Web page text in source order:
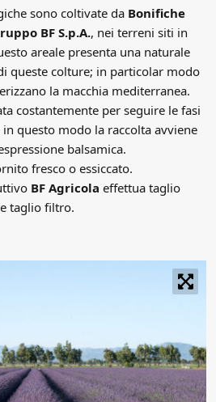
sono coltivate da Bonifiche
BF S.p.A., nei terreni siti in
areale presenta una naturale
queste colture; in particolar modo
la macchia mediterranea.
costantemente per seguire le fasi
questo modo la raccolta avviene
balsamica.
fresco o essiccato.
BF Agricola effettua taglio
taglio filtro.